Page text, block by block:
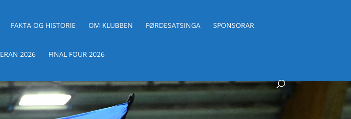
FAKTA OG HISTORIE OM KLUBBEN FØRDESATSINGA SPONSORAR
2026 FINAL FOUR 2026